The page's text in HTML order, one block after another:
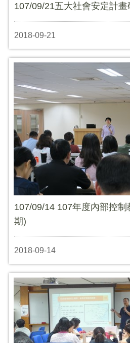
107/09/21五大社會安定計
2018-09-21
107/09/14 107年度內部控
期)
2018-09-14